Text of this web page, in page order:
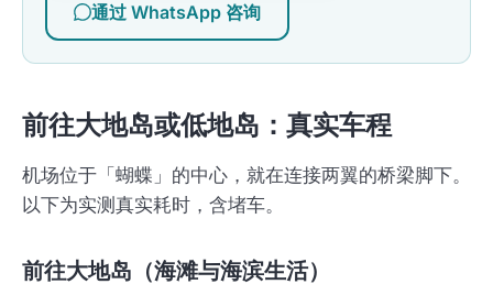
通过 WhatsApp 咨询
前往大地岛或低地岛：真实车程
机场位于「蝴蝶」的中心，就在连接两翼的桥梁脚下。
以下为实测真实耗时，含堵车。
前往大地岛（海滩与海滨生活）